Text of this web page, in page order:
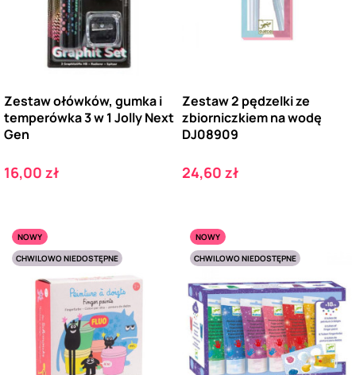
Zestaw ołówków, gumka i
temperówka 3 w 1 Jolly Next
Gen
Cena
16,00 zł
Zestaw 2 pędzelki ze
zbiorniczkiem na wodę
DJ08909
Cena
24,60 zł
NOWY
CHWILOWO NIEDOSTĘPNE
NOWY
CHWILOWO NIEDOSTĘPNE